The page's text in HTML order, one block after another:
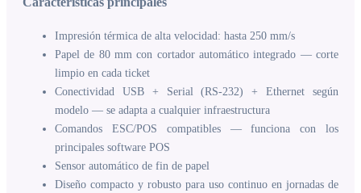
Impresión térmica de alta velocidad: hasta 250 mm/s
Papel de 80 mm con cortador automático integrado — corte
limpio en cada ticket
Conectividad USB + Serial (RS-232) + Ethernet según
modelo — se adapta a cualquier infraestructura
Comandos ESC/POS compatibles — funciona con los
principales software POS
Sensor automático de fin de papel
Diseño compacto y robusto para uso continuo en jornadas de